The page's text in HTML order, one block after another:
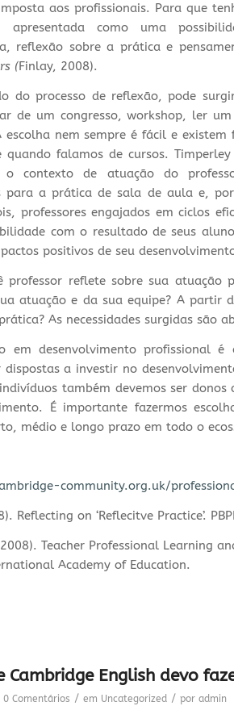
aos profissionais. Para que
como uma
reflexão sobre a prática e
(Finlay, 2008).
do processo de reflexão, pode
de um congresso, workshop, ler
escolha nem sempre é fácil e
quando falamos de cursos.
o contexto de atuação do
para a prática de sala de aula e,
professores engajados em ciclos
com o resultado de seus
positivos de seu
professor reflete sobre sua atuação
atuação e da sua equipe? A partir
As necessidades surgidas são
em desenvolvimento profissional
dispostas a investir no
também devemos ser donos
É importante fazermos
médio e longo prazo em todo o
community.org.uk/
Reflecting on ‘Reflecitve Practice’.
Teacher Professional Learning
Academy of Education.
Cambridge English devo
0 Comentários / em Uncategorized / por admin